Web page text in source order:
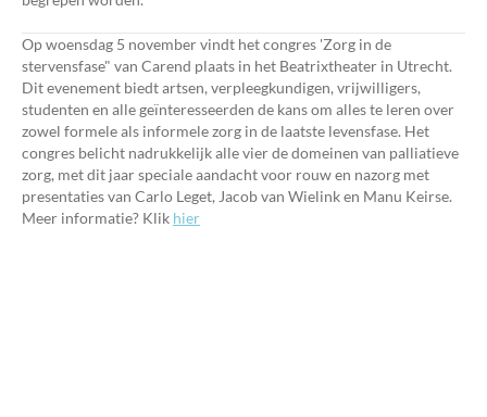
Op woensdag 5 november vindt het congres 'Zorg in de
stervensfase" van Carend plaats in het Beatrixtheater in Utrecht.
Dit evenement biedt artsen, verpleegkundigen, vrijwilligers,
studenten en alle geïnteresseerden de kans om alles te leren over
zowel formele als informele zorg in de laatste levensfase. Het
congres belicht nadrukkelijk alle vier de domeinen van palliatieve
zorg, met dit jaar speciale aandacht voor rouw en nazorg met
presentaties van Carlo Leget, Jacob van Wielink en Manu Keirse.
Meer informatie? Klik hier